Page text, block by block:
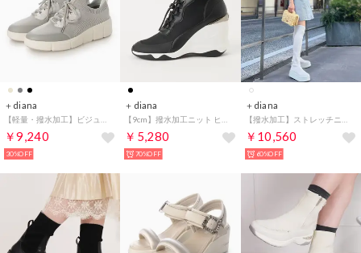
＋diana
￥9,240
30%OFF
＋diana
￥5,280
70%OFF
＋diana
￥10,560
60%OFF